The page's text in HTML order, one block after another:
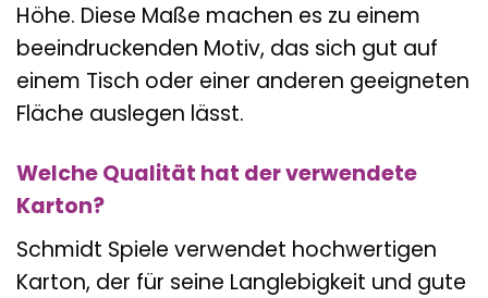
Höhe. Diese Maße machen es zu einem
beeindruckenden Motiv, das sich gut auf
einem Tisch oder einer anderen geeigneten
Fläche auslegen lässt.
Welche Qualität hat der verwendete
Karton?
Schmidt Spiele verwendet hochwertigen
Karton, der für seine Langlebigkeit und gute